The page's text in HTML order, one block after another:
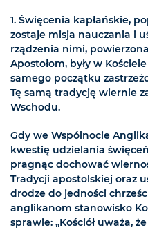
1. Święcenia kapłańskie,
zostaje misja nauczania i
rządzenia nimi,
Apostołom, były w
samego początku
Tę samą tradycję wiernie
Wschodu.
Gdy we Wspólnocie
kwestię udzielania
pragnąc dochować
Tradycji apostolskiej oraz
drodze do jedności
anglikanom stanowisko
sprawie: „Kościół uważa,